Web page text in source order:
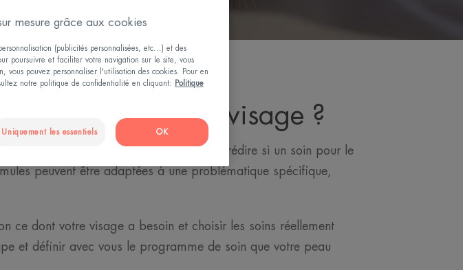
MA PEAU
de la peau du visage ?
raison qu’il est souvent difficile de prédire si un soin pour le
peuvent être adaptées à une problématique spécifique,
ce dont votre visage a besoin et choisir les soins réellement
et définir avec vous le programme de soin que votre peau
mesure grâce aux cookies
(publicités personnalisées, etc...) et des
poursuivre et faciliter votre navigation sur le site, vous
vous pouvez personnaliser l'utilisation des cookies. Pour en
notre politique de confidentialité en cliquant:
Politique
Uniquement les essentiels OK